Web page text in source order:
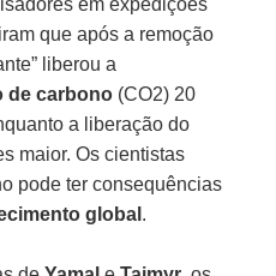
em expedições
que após a remoção
liberou a
de carbono (CO2) 20
a liberação do
maior. Os cientistas
pode ter consequências
global .